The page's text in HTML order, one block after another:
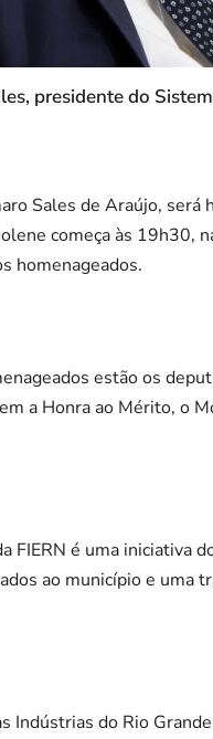
presidente do
Sales de Araújo,
começa às 19h30,
homenageados.
estão os
a Honra ao Mérito, o
FIERN é uma iniciativa
ao município e uma
Indústrias do Rio